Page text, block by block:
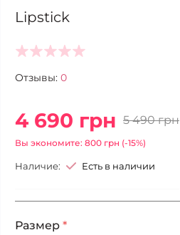
Lipstick
Отзывы: 0
4 690 грн 5 490 грн
Вы экономите: 800 грн (-15%)
Наличие: Есть в наличии
Размер *